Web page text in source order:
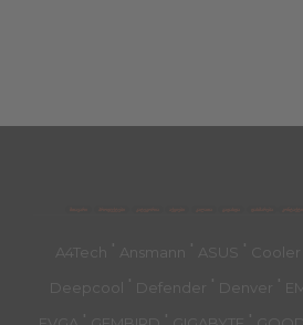
მთავარი კალათა
A4Tech ' Ansmann ' ASUS '
Deepcool ' Defender ' Denver '